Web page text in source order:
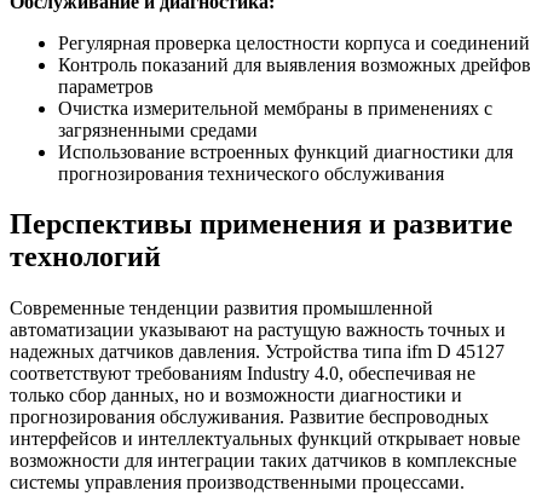
Регулярная проверка целостности корпуса и соединений
Контроль показаний для выявления возможных дрейфов
параметров
Очистка измерительной мембраны в применениях с
загрязненными средами
Использование встроенных функций диагностики для
прогнозирования технического обслуживания
Перспективы применения и развитие
технологий
Современные тенденции развития промышленной
автоматизации указывают на растущую важность точных и
надежных датчиков давления. Устройства типа ifm D 45127
соответствуют требованиям Industry 4.0, обеспечивая не
только сбор данных, но и возможности диагностики и
прогнозирования обслуживания. Развитие беспроводных
интерфейсов и интеллектуальных функций открывает новые
возможности для интеграции таких датчиков в комплексные
системы управления производственными процессами.